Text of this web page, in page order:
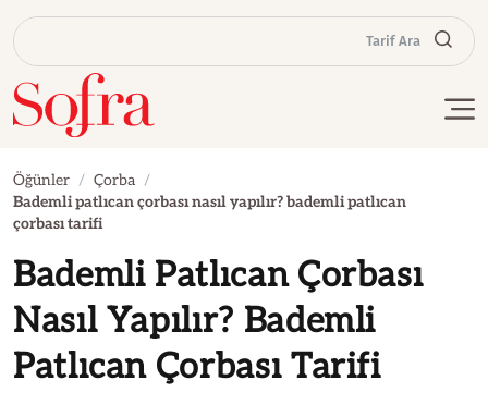
Tarif Ara
Öğünler
Çorba
Bademli patlıcan çorbası nasıl yapılır? bademli patlıcan
çorbası tarifi
Bademli Patlıcan Çorbası
Nasıl Yapılır? Bademli
Patlıcan Çorbası Tarifi